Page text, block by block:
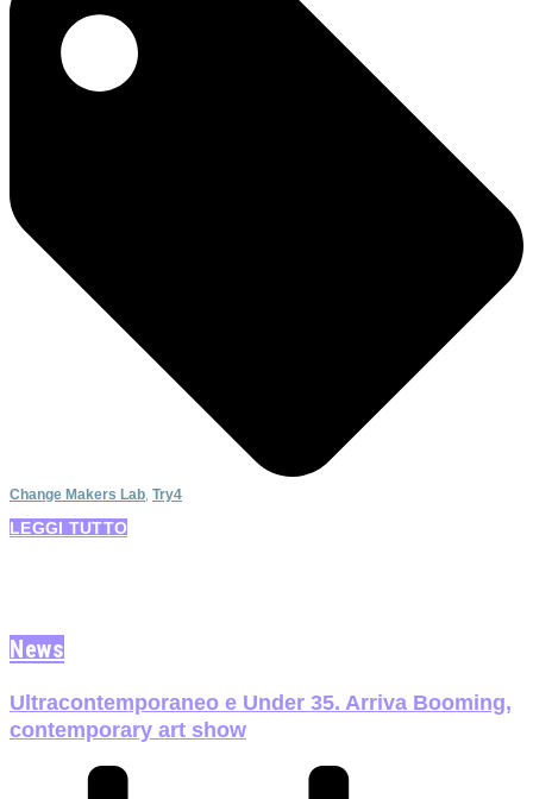
Change Makers Lab Try4
LEGGI TUTTO
News
Ultracontemporaneo e Under 35. Arriva Booming,
contemporary art show